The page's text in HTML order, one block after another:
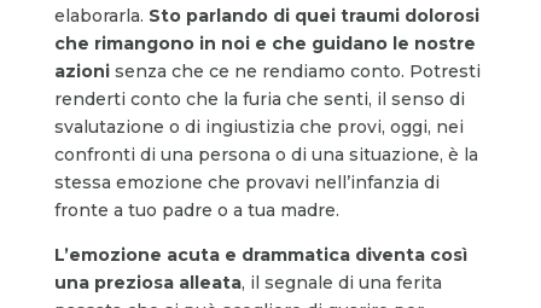
elaborarla. Sto parlando di quei traumi dolorosi
che rimangono in noi e che guidano le nostre
azionisenza che ce ne rendiamo conto. Potresti
renderti conto che la furia che senti, il senso di
svalutazione o di ingiustizia che provi, oggi, nei
confronti di una persona o di una situazione, è la
stessa emozione che provavi nell’infanzia di
fronte a tuo padre o a tua madre.
L’emozione acuta e drammatica diventa così
una preziosa alleata, il segnale di una ferita